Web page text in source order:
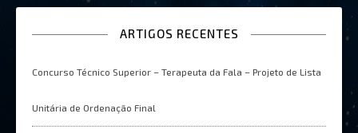
ARTIGOS RECENTES
Concurso Técnico Superior – Terapeuta da Fala – Projeto de Lista
Unitária de Ordenação Final